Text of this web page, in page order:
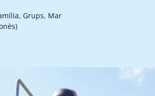
Grups, Mar